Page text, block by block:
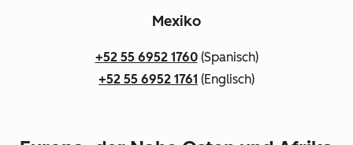
Mexiko
+52 55 6952 1760(Spanisch)
+52 55 6952 1761 (Englisch)